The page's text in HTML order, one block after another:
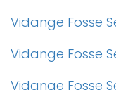
Vidange Fosse
Vidange Fosse
Vidange Fosse